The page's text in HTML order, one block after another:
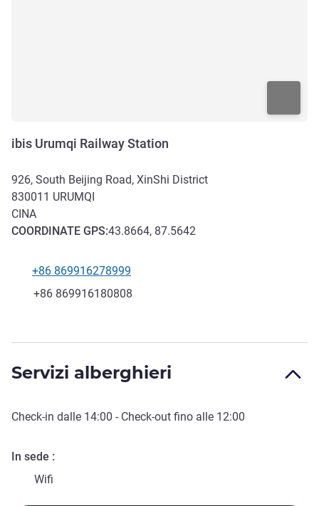
ibis Urumqi Railway Station
926, South Beijing Road, XinShi District
830011 URUMQI
CINA
COORDINATE GPS:43.8664, 87.5642
Telefono
+86 869916278999
Fax
+86 869916180808
Servizi alberghieri
Check-in dalle 14:00 - Check-out fino alle 12:00
In sede
Wifi